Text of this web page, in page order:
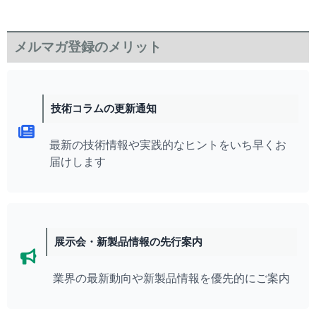
メルマガ登録のメリット
技術コラムの更新通知
最新の技術情報や実践的なヒントをいち早くお
届けします
展示会・新製品情報の先行案内
業界の最新動向や新製品情報を優先的にご案内